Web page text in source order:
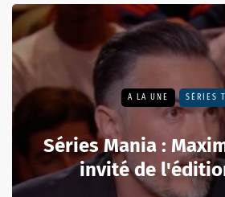
A LA UNE SÉRIES
Séries Mania :
invité de